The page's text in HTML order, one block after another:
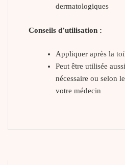
dermatologiques
Conseils d’utilisation :
Appliquer après la
Peut être utilisée
nécessaire ou selon
votre médecin